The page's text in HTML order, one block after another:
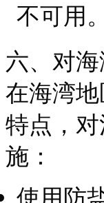
不可用。
六、对
在海湾
特点，
施：
使用防